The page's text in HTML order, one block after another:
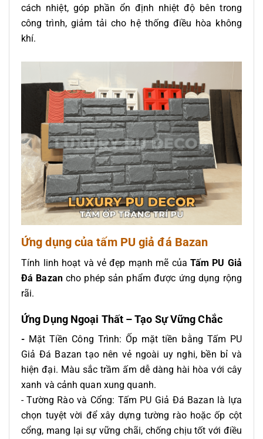
cách nhiệt, góp phần ổn định nhiệt độ bên trong
công trình, giảm tải cho hệ thống điều hòa không
khí.
Ứng dụng của tấm PU giả đá Bazan
Tính linh hoạt và vẻ đẹp mạnh mẽ của Tấm PU Giả
Đá Bazancho phép sản phẩm được ứng dụng rộng
rãi.
Ứng Dụng Ngoại Thất – Tạo Sự Vững Chắc
- Mặt Tiền Công Trình: Ốp mặt tiền bằng Tấm PU
Giả Đá Bazan tạo nên vẻ ngoài uy nghi, bền bỉ và
hiện đại. Màu sắc trầm ấm dễ dàng hài hòa với cây
xanh và cảnh quan xung quanh.
- Tường Rào và Cổng: Tấm PU Giả Đá Bazan là lựa
chọn tuyệt vời để xây dựng tường rào hoặc ốp cột
cổng, mang lại sự vững chãi, chống chịu tốt với điều